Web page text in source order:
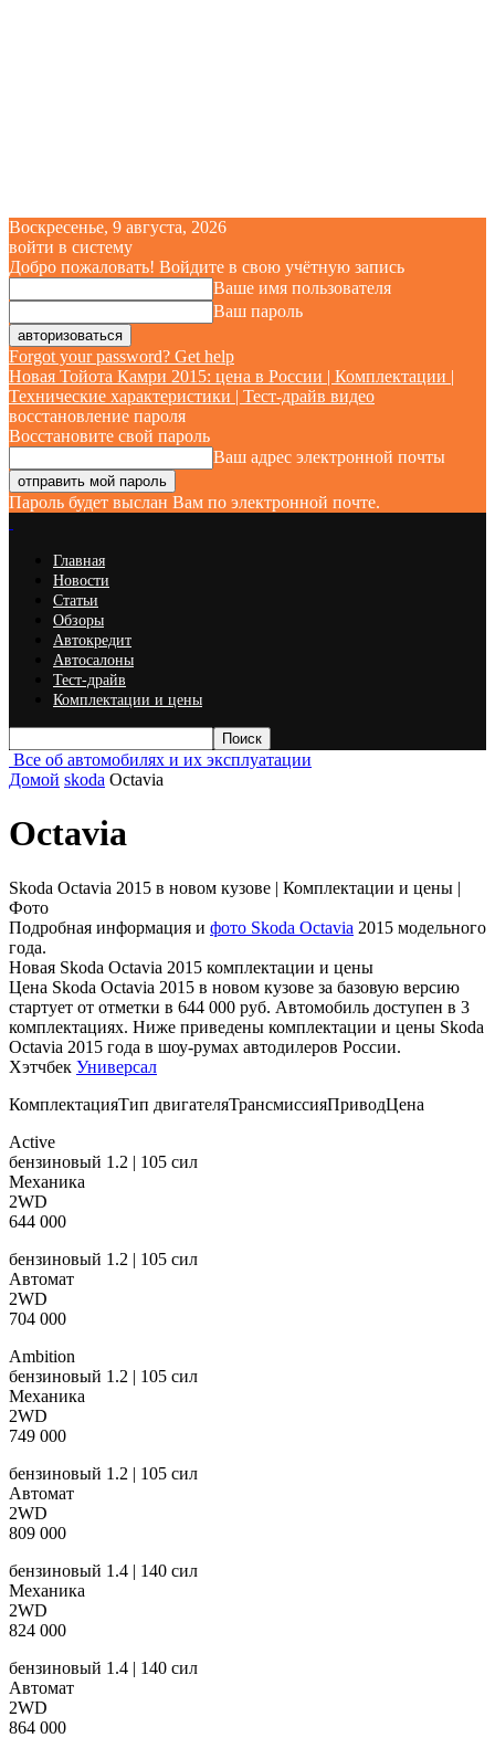
Воскресенье, 9 августа, 2026
войти в систему
Добро пожаловать! Войдите в свою учётную запись
Ваше имя пользователя
Ваш пароль
Forgot your password? Get help
Новая Тойота Камри 2015: цена в России | Комплектации |
Технические характеристики | Тест-драйв видео
восстановление пароля
Восстановите свой пароль
Ваш адрес электронной почты
Пароль будет выслан Вам по электронной почте.
Главная
Новости
Статьи
Обзоры
Автокредит
Автосалоны
Тест-драйв
Комплектации и цены
Все об автомобилях и их эксплуатации
Домой skoda Octavia
Octavia
Skoda Octavia 2015 в новом кузове | Комплектации и цены |
Фото
Подробная информация и фото Skoda Octavia 2015 модельного
года.
Новая Skoda Octavia 2015 комплектации и цены
Цена Skoda Octavia 2015 в новом кузове за базовую версию
стартует от отметки в 644 000 руб. Автомобиль доступен в 3
комплектациях. Ниже приведены комплектации и цены Skoda
Octavia 2015 года в шоу-румах автодилеров России.
Хэтчбек Универсал
КомплектацияТип двигателяТрансмиссияПриводЦена
Active
бензиновый 1.2 | 105 сил
Механика
2WD
644 000
бензиновый 1.2 | 105 сил
Автомат
2WD
704 000
Ambition
бензиновый 1.2 | 105 сил
Механика
2WD
749 000
бензиновый 1.2 | 105 сил
Автомат
2WD
809 000
бензиновый 1.4 | 140 сил
Механика
2WD
824 000
бензиновый 1.4 | 140 сил
Автомат
2WD
864 000